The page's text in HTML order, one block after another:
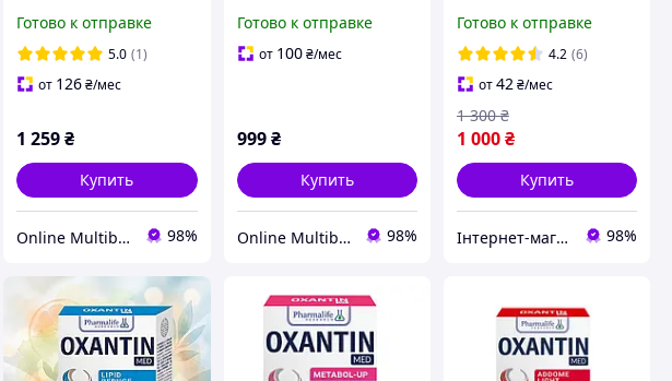
жирів", 60 таб.
Готово к отправке
5.0 (1)
от 126₴/мес
1 259₴
Купить
Online Multibrand Store 98%
Oxantin "Абсорбція", 12
саше по 7,4
Готово к отправке
от 100 ₴/мес
999 ₴
Купить
Online Multibrand Store 98%
жиров" 60 таб
Готово к отправке
4.2 (6)
от42₴/мес
1 000₴
1 300 ₴
Купить
Інтернет-магазин спортивного харчування у Вінниці «Kings Nutrition» 98%